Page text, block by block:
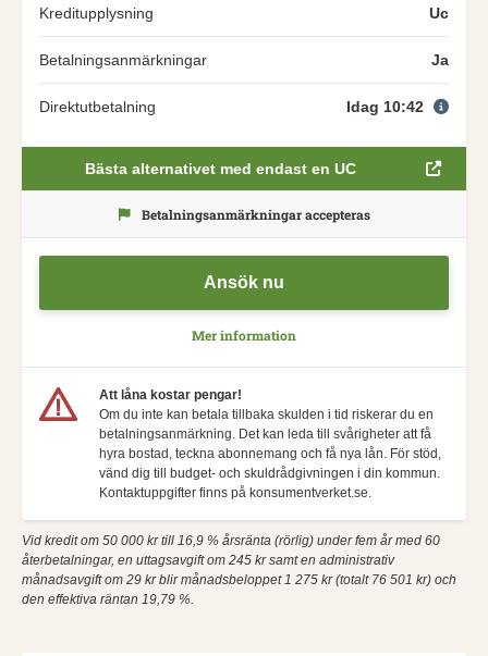
Kreditupplysning Uc
Betalningsanmärkningar Ja
Direktutbetalning Idag 10:42
Ansök nu
Mer information
Bästa alternativet med endast en UC
Betalningsanmärkningar accepteras
Att låna kostar pengar!
Om du inte kan betala tillbaka skulden i tid riskerar du en
betalningsanmärkning. Det kan leda till svårigheter att få
hyra bostad, teckna abonnemang och få nya lån. För stöd,
vänd dig till budget- och skuldrådgivningen i din kommun.
Kontaktuppgifter finns på konsumentverket.se.
Vid kredit om 50 000 kr till 16,9 % årsränta (rörlig) under fem år med 60
återbetalningar, en uttagsavgift om 245 kr samt en administrativ
månadsavgift om 29 kr blir månadsbeloppet 1 275 kr (totalt 76 501 kr) och
den effektiva räntan 19,79 %.